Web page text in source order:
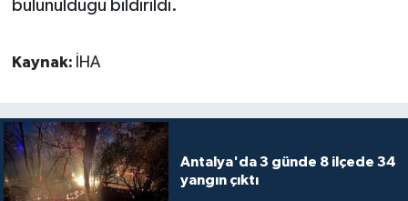
bulunulduğu bildirildi.
Kaynak: İHA
Antalya'da 3 günde 8 ilçede 34
yangın çıktı